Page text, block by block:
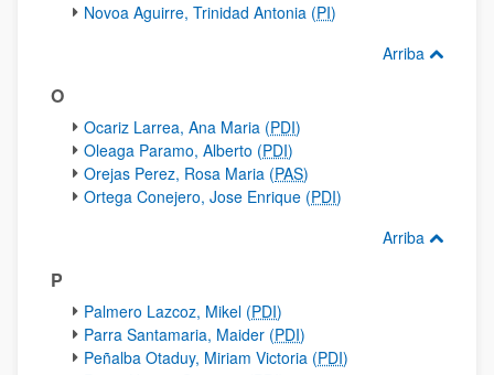
Novoa Aguirre, Trinidad Antonia (PI)
Arriba
O
Ocariz Larrea, Ana Maria (PDI)
Oleaga Paramo, Alberto (PDI)
Orejas Perez, Rosa Maria (PAS)
Ortega Conejero, Jose Enrique (PDI)
Arriba
P
Palmero Lazcoz, Mikel (PDI)
Parra Santamaria, Maider (PDI)
Peñalba Otaduy, Miriam Victoria (PDI)